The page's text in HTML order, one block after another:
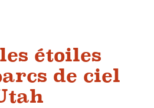
étoiles
de ciel